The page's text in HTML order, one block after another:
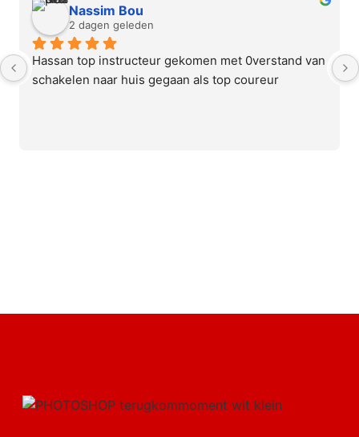
Nassim Bou
2 dagen geleden
Hassan top instructeur gekomen met 0verstand van
schakelen naar huis gegaan als top coureur